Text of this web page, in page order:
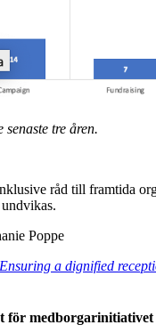
tre åren.
råd till framtida
a dignified
för